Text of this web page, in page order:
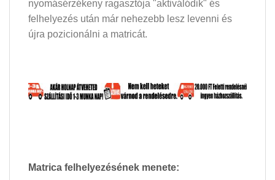
nyomásérzékeny ragasztója "aktiválódik" és
felhelyezés után már nehezebb lesz levenni és
újra pozicionálni a matricát.
Matrica felhelyezésének menete: